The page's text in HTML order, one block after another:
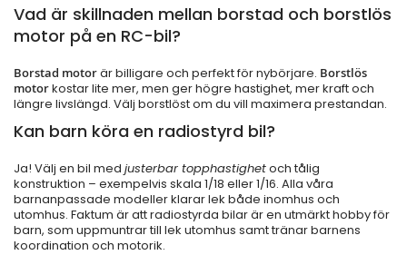
Vad är skillnaden mellan borstad och borstlös
motor på en RC-bil?
Borstad motorär billigare och perfekt för nybörjare. Borstlös
motorkostar lite mer, men ger högre hastighet, mer kraft och
längre livslängd. Välj borstlöst om du vill maximera prestandan.
Kan barn köra en radiostyrd bil?
Ja! Välj en bil med justerbar topphastighetoch tålig
konstruktion – exempelvis skala 1/18 eller 1/16. Alla våra
barnanpassade modeller klarar lek både inomhus och
utomhus. Faktum är att radiostyrda bilar är en utmärkt hobby för
barn, som uppmuntrar till lek utomhus samt tränar barnens
koordination och motorik.